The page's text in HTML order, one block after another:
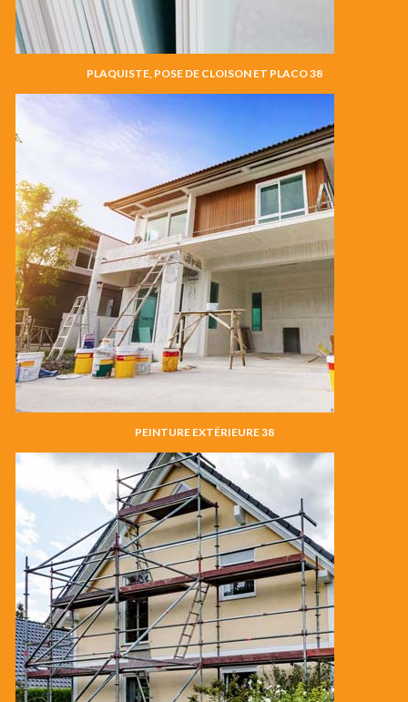
PLAQUISTE, POSE DE CLOISON ET PLACO 38
PEINTURE EXTÉRIEURE 38